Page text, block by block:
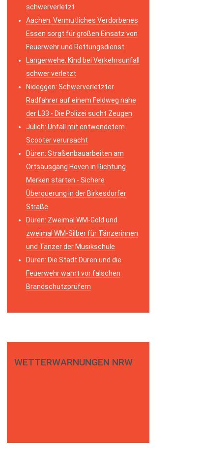
schwerverletzt
Aachen: Vermutliches Verdorbenes
Essen sorgt für großen Einsatz von
Feuerwehr und Rettungsdienst
Langerwehe: Kind bei Verkehrsunfall
schwer verletzt
Nideggen: Schwerverletzter
Radfahrer auf einem Feldweg nahe
der L33 - Die Polizei sucht Zeugen
Jülich: Unfall mit entwendetem
Scooter verursacht
Düren: Straßenbauarbeiten am
Ortsausgang Hoven in Richtung
Merken starten - Sichere
Überquerung in der Birkesdorfer
Straße
Düren: Zweimal WM-Gold und
zweimal WM-Silber für Tänzerinnen
und Tänzer der Musikschule
Düren: Die Stadt Düren und die
Feuerwehr warnt vor falschen
Brandschutzprüfern
WETTERWARNUNGEN NRW